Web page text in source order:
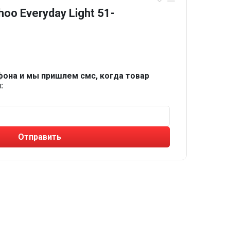
Everyday Light 51-
и мы пришлем смс, когда товар
Отправить